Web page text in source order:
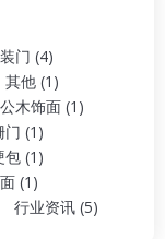
门 (4)
其他 (1)
木饰面 (1)
门 (1)
包 (1)
(1)
行业资讯 (5)